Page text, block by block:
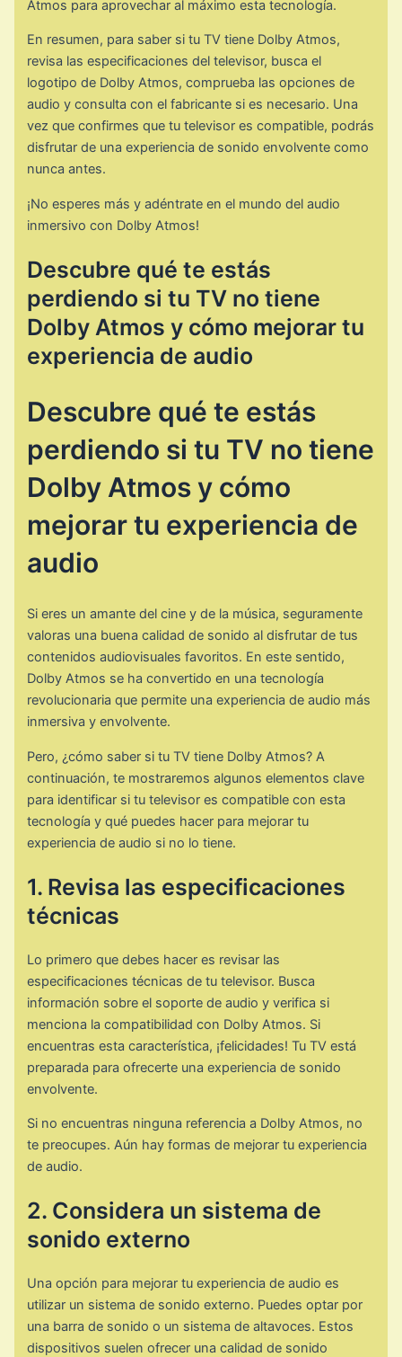
Atmos para aprovechar al máximo esta tecnología.
En resumen, para saber si tu TV tiene Dolby Atmos,
revisa las especificaciones del televisor, busca el
logotipo de Dolby Atmos, comprueba las opciones de
audio y consulta con el fabricante si es necesario. Una
vez que confirmes que tu televisor es compatible, podrás
disfrutar de una experiencia de sonido envolvente como
nunca antes.
¡No esperes más y adéntrate en el mundo del audio
inmersivo con Dolby Atmos!
Descubre qué te estás
perdiendo si tu TV no tiene
Dolby Atmos y cómo mejorar tu
experiencia de audio
Descubre qué te estás
perdiendo si tu TV no tiene
Dolby Atmos y cómo
mejorar tu experiencia de
audio
Si eres un amante del cine y de la música, seguramente
valoras una buena calidad de sonido al disfrutar de tus
contenidos audiovisuales favoritos. En este sentido,
Dolby Atmos se ha convertido en una tecnología
revolucionaria que permite una experiencia de audio más
inmersiva y envolvente.
Pero, ¿cómo saber si tu TV tiene Dolby Atmos? A
continuación, te mostraremos algunos elementos clave
para identificar si tu televisor es compatible con esta
tecnología y qué puedes hacer para mejorar tu
experiencia de audio si no lo tiene.
1. Revisa las especificaciones
técnicas
Lo primero que debes hacer es revisar las
especificaciones técnicas de tu televisor. Busca
información sobre el soporte de audio y verifica si
menciona la compatibilidad con Dolby Atmos. Si
encuentras esta característica, ¡felicidades! Tu TV está
preparada para ofrecerte una experiencia de sonido
envolvente.
Si no encuentras ninguna referencia a Dolby Atmos, no
te preocupes. Aún hay formas de mejorar tu experiencia
de audio.
2. Considera un sistema de
sonido externo
Una opción para mejorar tu experiencia de audio es
utilizar un sistema de sonido externo. Puedes optar por
una barra de sonido o un sistema de altavoces. Estos
dispositivos suelen ofrecer una calidad de sonido